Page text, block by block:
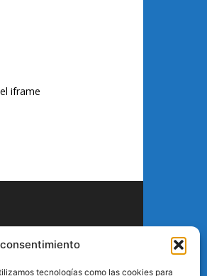
tecnologías como las cookies para
iframe